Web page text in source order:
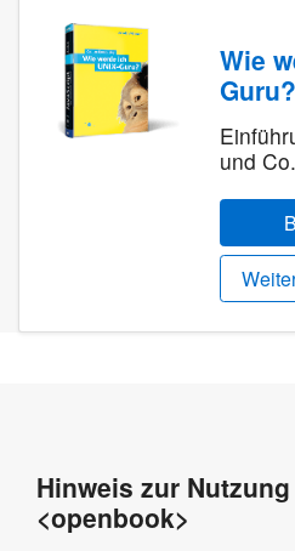
Wie
Guru?
und Co.
Hinweis zur
<openbook>